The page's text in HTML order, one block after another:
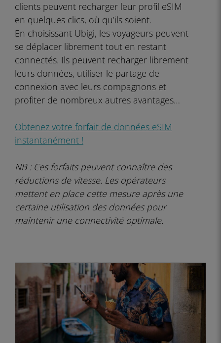
clients peuvent recharger leur profil eSIM
en quelques clics, où qu’ils soient.
En choisissant Ubigi, les voyageurs peuvent
se déplacer librement tout en restant
connectés. Ils peuvent recharger librement
leurs données, utiliser le partage de
connexion avec leurs compagnons et
profiter de nombreux autres avantages…
Obtenez votre forfait de données eSIM
instantanément !
NB : Ces forfaits peuvent connaître des
réductions de vitesse. Les opérateurs
mettent en place cette mesure après une
certaine utilisation des données pour
maintenir une connectivité optimale.